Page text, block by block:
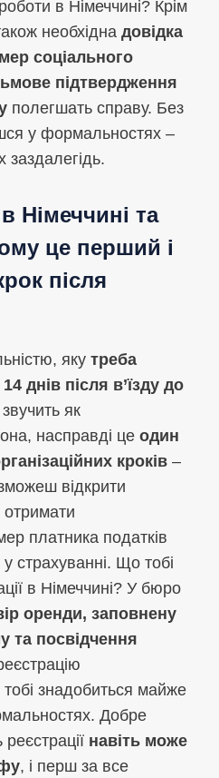
в Німеччині? Крім
необхідна довідка
соціального
підтвердження
полегшать справу. Без
у формальностях –
заздалегідь.
Німеччині та
це перший і
після
яку треба
днів після в’їзду до
як
насправді це один
кроків –
відкрити
отримати
платника податків
страхуванні. Що тобі
в Німеччині? У бюро
оренди, заповнену
та посвідчення
знадобиться майже
Добре
навіть може
, і перш за все